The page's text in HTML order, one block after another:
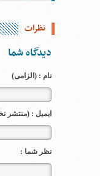
نظرات
دیدگاه شما
نام : (الزامی)
ایمیل : (منتشر
نظر شما :